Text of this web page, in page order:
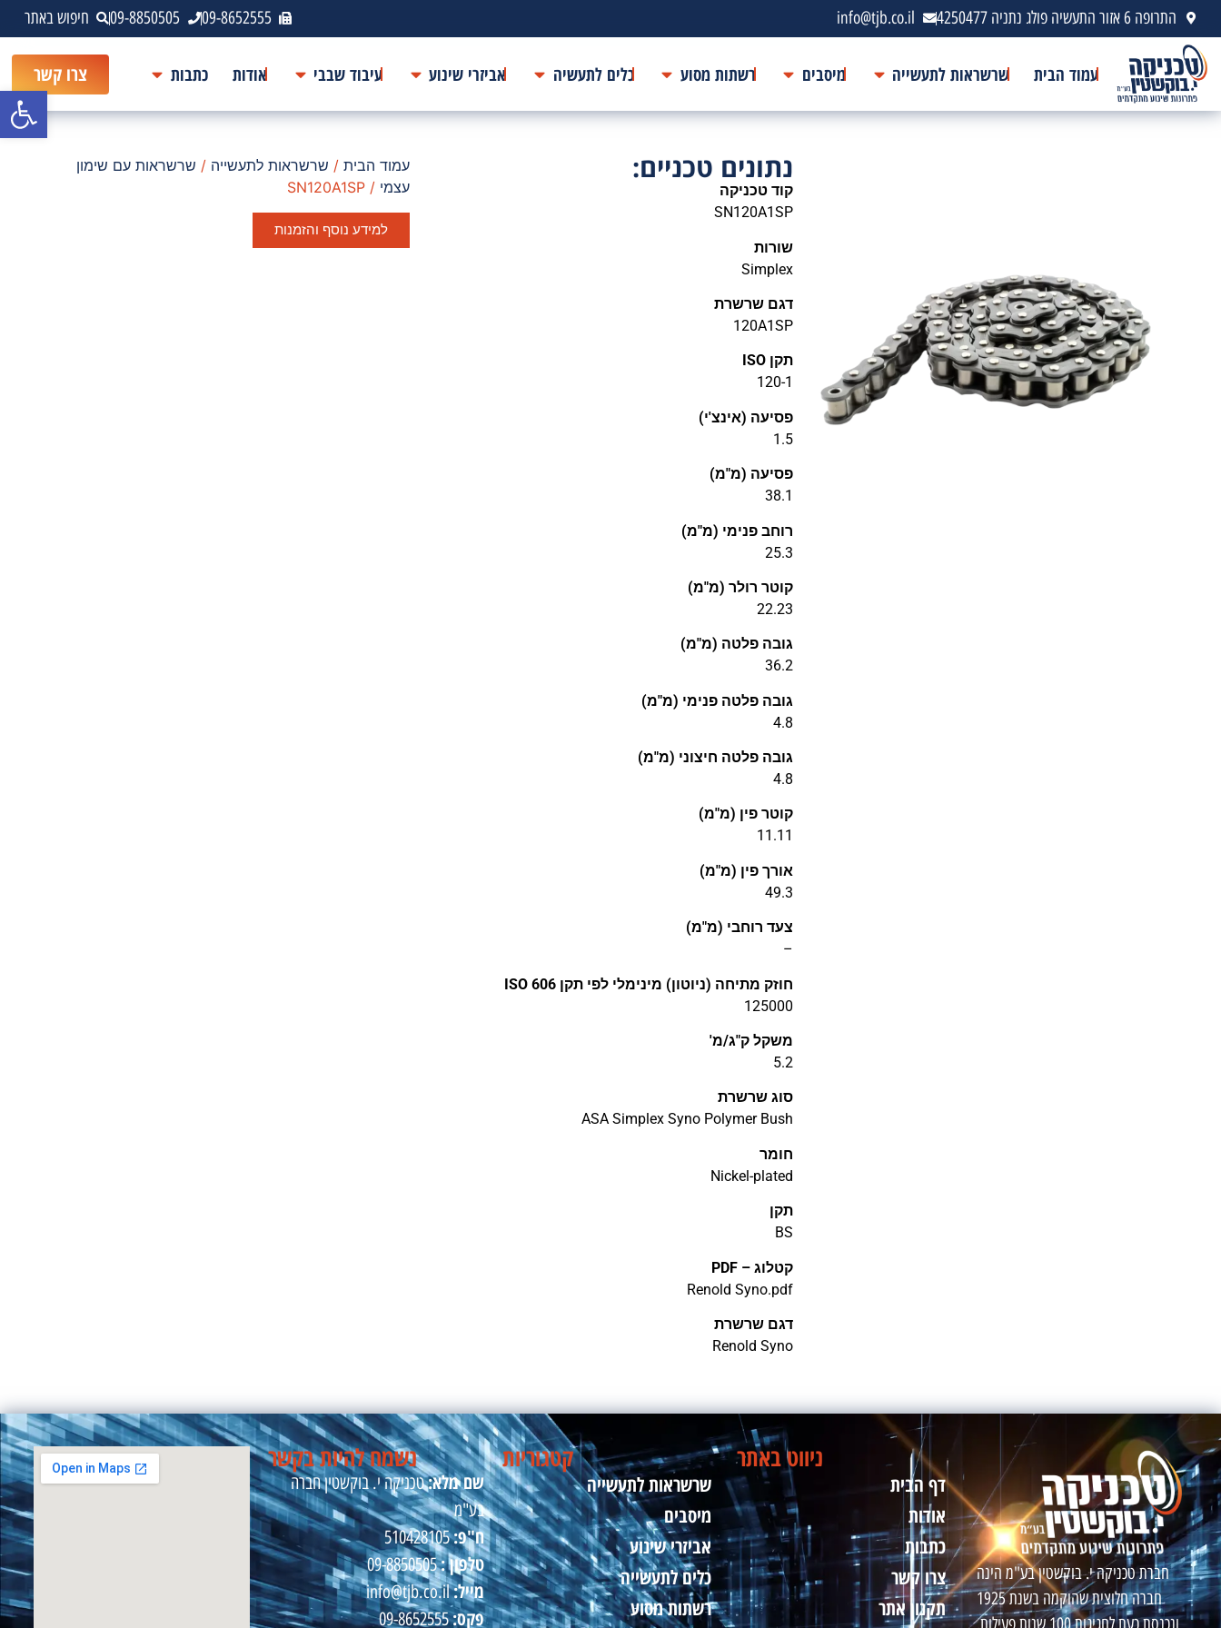
התרופה 6 אזור התעשיה פולג נתניה 4250477 info@tjb.co.il
09-8652555
09-8850505 חיפוש באתר
עמוד הבית שרשראות לתעשייה מיסבים רשתות מסוע כלים לתעשיה אביזרי שינוע עיבוד שבבי אודות כתבות צרו קשר
נתונים טכניים:
קוד טכניקה
SN120A1SP
שורות
Simplex
דגם שרשרת
120A1SP
תקן ISO
120-1
פסיעה (אינצ'י)
1.5
פסיעה (מ"מ)
38.1
רוחב פנימי (מ"מ)
25.3
קוטר רולר (מ"מ)
22.23
גובה פלטה (מ"מ)
36.2
גובה פלטה פנימי (מ"מ)
4.8
גובה פלטה חיצוני (מ"מ)
4.8
קוטר פין (מ"מ)
11.11
אורך פין (מ"מ)
49.3
צעד רוחבי (מ"מ)
–
חוזק מתיחה (ניוטון) מינימלי לפי תקן ISO 606
125000
משקל ק"ג/מ'
5.2
סוג שרשרת
ASA Simplex Syno Polymer Bush
חומר
Nickel-plated
תקן
BS
קטלוג – PDF
Renold Syno.pdf
דגם שרשרת
Renold Syno
עמוד הבית/ שרשראות לתעשייה / שרשראות עם שימון
עצמי / SN120A1SP
למידע נוסף והזמנות
חברת טכניקה י. בוקשטין בע"מ הינה
חברה חלוצית שהוקמה בשנת 1925
ונכנסת כעת לחגיגות 100 שנות פעילות.
ניווט באתר
דף הבית
אודות
כתבות
צרו קשר
תקנון אתר
קטגוריות
שרשראות לתעשייה
מיסבים
אביזרי שינוע
כלים לתעשייה
רשתות מסוע
נשמח להיות בקשר
שם מלא:טכניקה י. בוקשטין חברה
בע"מ
ח"פ:510428105
טלפון :09-8850505
מייל:info@tjb.co.il
פקס:09-8652555
פתח